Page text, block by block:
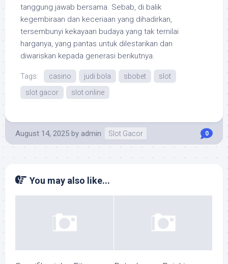
tanggung jawab bersama. Sebab, di balik
kegembiraan dan keceriaan yang dihadirkan,
tersembunyi kekayaan budaya yang tak ternilai
harganya, yang pantas untuk dilestarikan dan
diwariskan kepada generasi berikutnya.
Tags: casino judi bola sbobet
slot
slot gacor
slot online
August 14, 2025 by admin Slot Gacor 0
You may also like...